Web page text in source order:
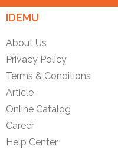
IDEMU
About Us
Privacy Policy
Terms & Conditions
Article
Online Catalog
Career
Help Center